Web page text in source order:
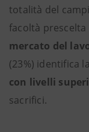
totalità del
facoltà prescelta
mercato del
(23%) identifica
con livelli
sacrifici.